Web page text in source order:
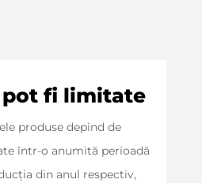
fi limitate
produse depind de
într-o anumită perioadă
din anul respectiv,